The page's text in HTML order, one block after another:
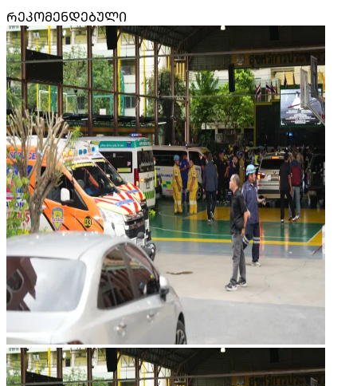
ᲠᲔᲙᲝᲛᲔᲜᲓᲔᲑᲣᲚᲘ